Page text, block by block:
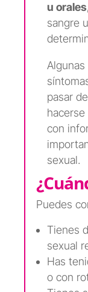
u orales
sangre
pasar
con
sexual.
Puedes
Tienes
sexual
Has
o con